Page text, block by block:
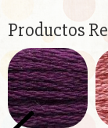
Productos